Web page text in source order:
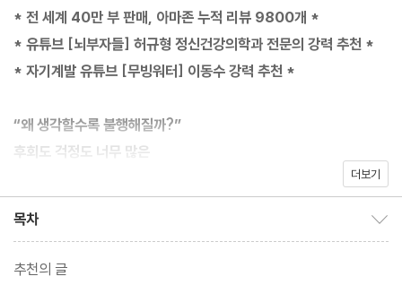
* 전 세계 40만 부 판매, 아마존 누적 리뷰 9800개 *
* 유튜브 [뇌부자들] 허규형 정신건강의학과 전문의 강력 추천 *
* 자기계발 유튜브 [무빙워터] 이동수 강력 추천 *
“왜 생각할수록 불행해질까?”
후회도 걱정도 너무 많은
독립출판물로 출간된 후 독자들의 폭발적 지지와 입소문만으로 아
마존 종합 베스트셀러에 오른 후 전 세계 36개국에 판권 수출된 글
더보기
목차
추천의 글